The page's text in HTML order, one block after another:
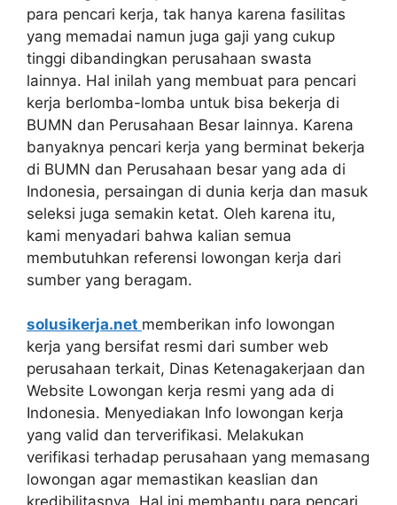
para pencari kerja, tak hanya karena fasilitas
yang memadai namun juga gaji yang cukup
tinggi dibandingkan perusahaan swasta
lainnya. Hal inilah yang membuat para pencari
kerja berlomba-lomba untuk bisa bekerja di
BUMN dan Perusahaan Besar lainnya. Karena
banyaknya pencari kerja yang berminat bekerja
di BUMN dan Perusahaan besar yang ada di
Indonesia, persaingan di dunia kerja dan masuk
seleksi juga semakin ketat. Oleh karena itu,
kami menyadari bahwa kalian semua
membutuhkan referensi lowongan kerja dari
sumber yang beragam.
solusikerja.net memberikan info lowongan
kerja yang bersifat resmi dari sumber web
perusahaan terkait, Dinas Ketenagakerjaan dan
Website Lowongan kerja resmi yang ada di
Indonesia. Menyediakan Info lowongan kerja
yang valid dan terverifikasi. Melakukan
verifikasi terhadap perusahaan yang memasang
lowongan agar memastikan keaslian dan
kredibilitasnya. Hal ini membantu para pencari